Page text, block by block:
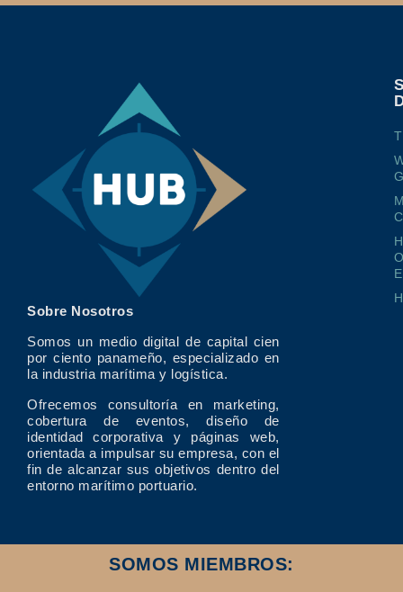
Sobre Nosotros
Somos un medio digital de capital cien
por ciento panameño, especializado en
la industria marítima y logística.
Ofrecemos consultoría en marketing,
cobertura de eventos, diseño de
identidad corporativa y páginas web,
orientada a impulsar su empresa, con el
fin de alcanzar sus objetivos dentro del
entorno marítimo portuario.
SOMOS MIEMBROS: